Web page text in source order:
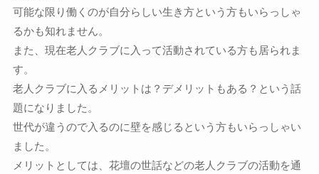
可能な限り働くのが自分らしい生き方という方もいらっしゃ
るかも知れません。
また、現在老人クラブに入って活動されている方も居られま
す。
老人クラブに入るメリットは？デメリットもある？という話
題になりました。
世代が違うので入るのに壁を感じるという方もいらっしゃい
ました。
メリットとしては、花壇の世話などの老人クラブの活動を通